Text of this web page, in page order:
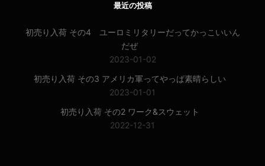
最近の投稿
初売り入荷 その4 ユーロミリタリーだってかっこいいん
だぜ
2023-01-02
初売り入荷 その3 アメリカ軍ってやっぱ素晴らしい
2023-01-01
初売り入荷 その2 ワーク&スウェット
2022-12-31